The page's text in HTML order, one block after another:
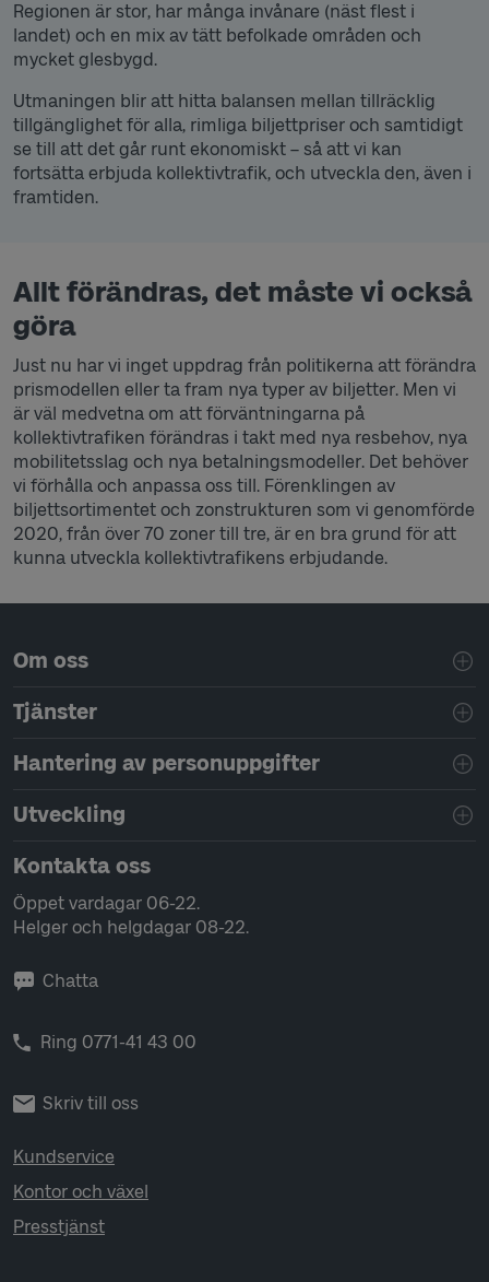
Regionen är stor, har många invånare (näst flest i
landet) och en mix av tätt befolkade områden och
mycket glesbygd.
Utmaningen blir att hitta balansen mellan tillräcklig
tillgänglighet för alla, rimliga biljettpriser och samtidigt
se till att det går runt ekonomiskt – så att vi kan
fortsätta erbjuda kollektivtrafik, och utveckla den, även i
framtiden.
Allt förändras, det måste vi också
göra
Just nu har vi inget uppdrag från politikerna att förändra
prismodellen eller ta fram nya typer av biljetter. Men vi
är väl medvetna om att förväntningarna på
kollektivtrafiken förändras i takt med nya resbehov, nya
mobilitetsslag och nya betalningsmodeller. Det behöver
vi förhålla och anpassa oss till. Förenklingen av
biljettsortimentet och zonstrukturen som vi genomförde
2020, från över 70 zoner till tre, är en bra grund för att
kunna utveckla kollektivtrafikens erbjudande.
Sidfotsnavigering
Om oss
Tjänster
Hantering av personuppgifter
Utveckling
Kontakta oss
Öppet vardagar 06-22.
Helger och helgdagar 08-22.
Chatta
Ring 0771-41 43 00
Skriv till oss
Kundservice
Kontor och växel
Presstjänst